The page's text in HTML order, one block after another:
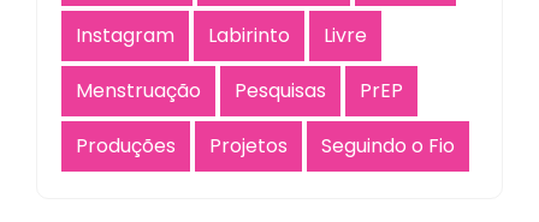
Instagram
Labirinto
Livre
Menstruação
Pesquisas
PrEP
Produções
Projetos Seguindo o Fio